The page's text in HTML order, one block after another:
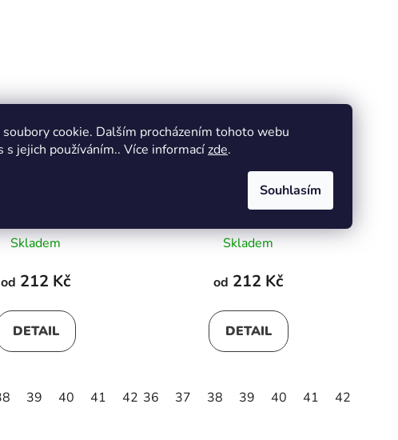
cookie. Dalším procházením tohoto webu
s jejich používáním.. Více informacízde.
Souhlasím
korkové pantofle
Skladem
od 212 Kč
DETAIL
39 40 41 42 43 46 49
Pánské černé nadměrné
korkové pantofle
Skladem
od 212 Kč
DETAIL
36 37 38 39 40 41 42